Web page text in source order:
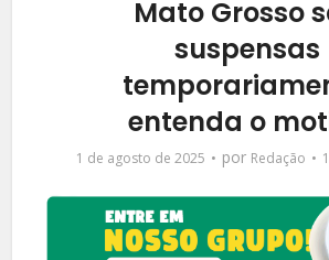
Mato Grosso
suspensas
entenda o
1 de agosto de 2025 por Redação